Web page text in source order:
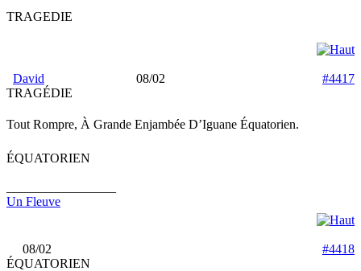
TRAGEDIE
David 08/02
#4417
TRAGÉDIE
Tout Rompre, À Grande Enjambée D’Iguane Équatorien.
ÉQUATORIEN
Un Fleuve
08/02
#4418
ÉQUATORIEN